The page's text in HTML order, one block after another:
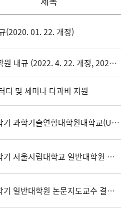
(2020. 01. 22. 개정)
★철학과 일반대학원 내규 (2022. 4. 22. 개정, 2023. 3. 28 추가기재)
디 및 세미나 다과비 지원
2026학년도 제2학기 과학기술연합대학원대학교(UST) 일반대학원 학점교류 수강신청 안내
2026학년도 제2학기 서울시립대학교 일반대학원 학점교류 수강신청 안내
2026학년도 제2학기 일반대학원 논문지도교수 결정 및 변경 안내